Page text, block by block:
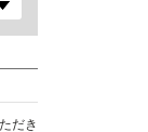
だき